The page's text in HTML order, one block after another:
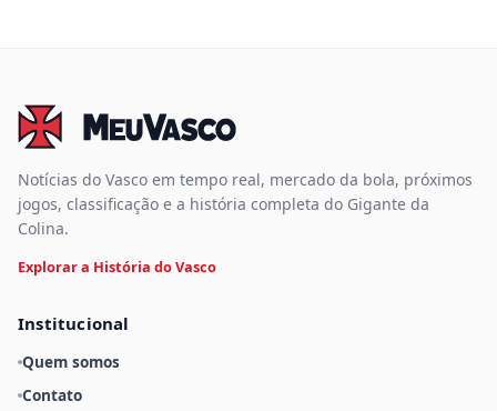
Notícias do Vasco em tempo real, mercado da bola, próximos
jogos, classificação e a história completa do Gigante da
Colina.
Explorar a História do Vasco
Institucional
Quem somos
Contato